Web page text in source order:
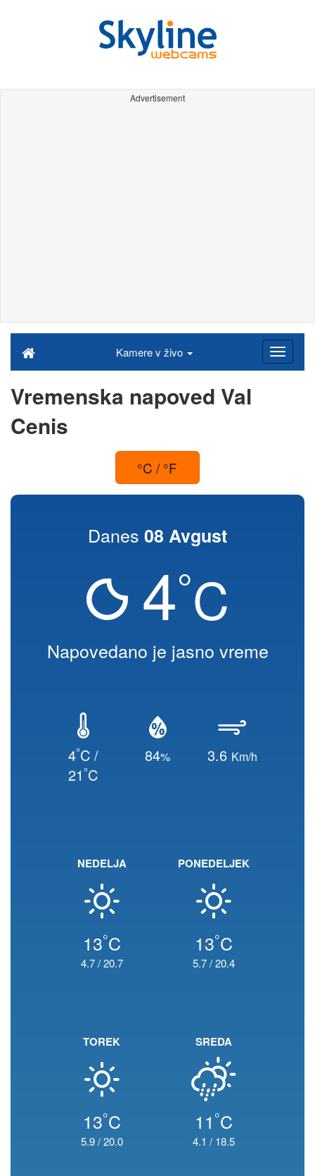
Advertisement
Kamere v živo
Vremenska napoved Val
Cenis
°C / °F
Danes 08 Avgust
4°C
Napovedano je jasno vreme
4°C /
21°C
84% 3.6 Km/h
NEDELJA
13°C
4.7/20.7
PONEDELJEK
13°C
5.7/20.4
TOREK
13°C
5.9/20.0
SREDA
11 °C
4.1 / 18.5